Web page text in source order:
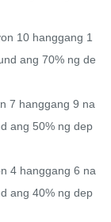
10 hanggang 1
ang 70% ng de
7 hanggang 9 na
ang 50% ng dep
4 hanggang 6 na
ang 40% ng dep